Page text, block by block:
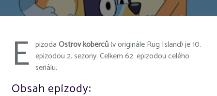
E pizodaOstrov koberců(v originále Rug Island) je 10.
epizodou 2. sezony. Celkem 62. epizodou celého
seriálu.
Obsah epizody: